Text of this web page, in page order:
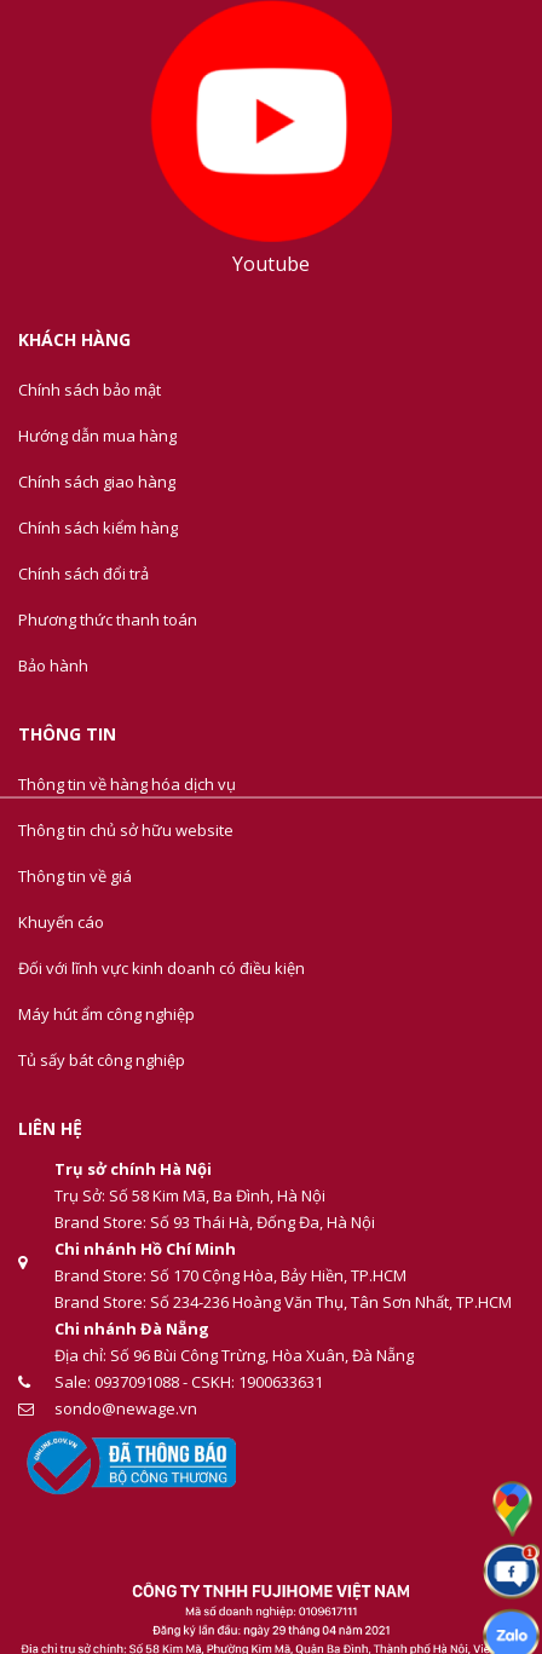
Youtube
KHÁCH HÀNG
Chính sách bảo mật
Hướng dẫn mua hàng
Chính sách giao hàng
Chính sách kiểm hàng
Chính sách đổi trả
Phương thức thanh toán
Bảo hành
THÔNG TIN
Thông tin về hàng hóa dịch vụ
Thông tin chủ sở hữu website
Thông tin về giá
Khuyến cáo
Đối với lĩnh vực kinh doanh có điều kiện
Máy hút ẩm công nghiệp
Tủ sấy bát công nghiệp
LIÊN HỆ
Trụ sở chính Hà Nội
Trụ Sở: Số 58 Kim Mã, Ba Đình, Hà Nội
Brand Store: Số 93 Thái Hà, Đống Đa, Hà Nội
Chi nhánh Hồ Chí Minh
Brand Store: Số 170 Cộng Hòa, Bảy Hiền, TP.HCM
Brand Store: Số 234-236 Hoàng Văn Thụ, Tân Sơn Nhất, TP.HCM
Chi nhánh Đà Nẵng
Địa chỉ: Số 96 Bùi Công Trừng, Hòa Xuân, Đà Nẵng
Sale: 0937091088 - CSKH: 1900633631
sondo@newage.vn